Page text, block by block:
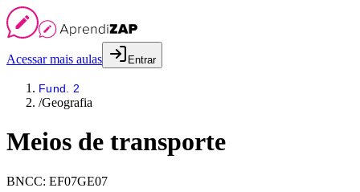
Acessar mais aulas Entrar
Fund. 2
/Geografia
Meios de transporte
BNCC: EF07GE07